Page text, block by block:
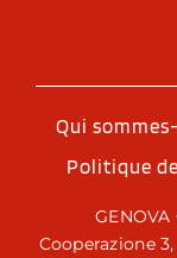
Qui
Politique
GENOVA
Cooperazione